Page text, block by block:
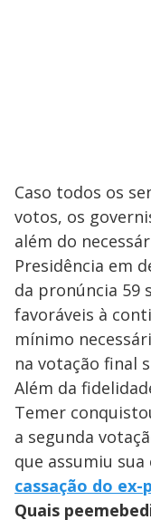
Caso todos os
votos, os
além do
Presidência em
da pronúncia 59
favoráveis à
mínimo
na votação final
Além da
Temer
a segunda
que assumiu sua
cassação do
Quais